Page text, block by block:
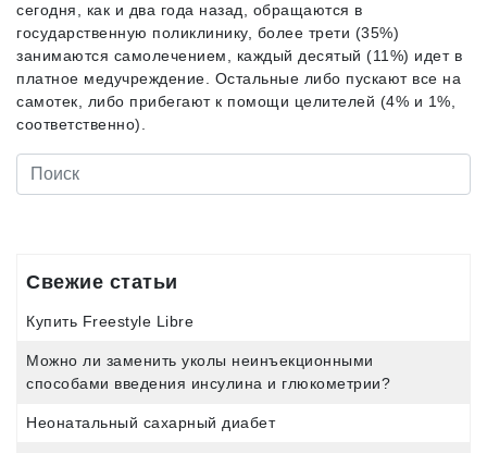
сегодня, как и два года назад, обращаются в
государственную поликлинику, более трети (35%)
занимаются самолечением, каждый десятый (11%) идет в
платное медучреждение. Остальные либо пускают все на
самотек, либо прибегают к помощи целителей (4% и 1%,
соответственно).
Свежие статьи
Купить Freestyle Libre
Можно ли заменить уколы неинъекционными
способами введения инсулина и глюкометрии?
Неонатальный сахарный диабет